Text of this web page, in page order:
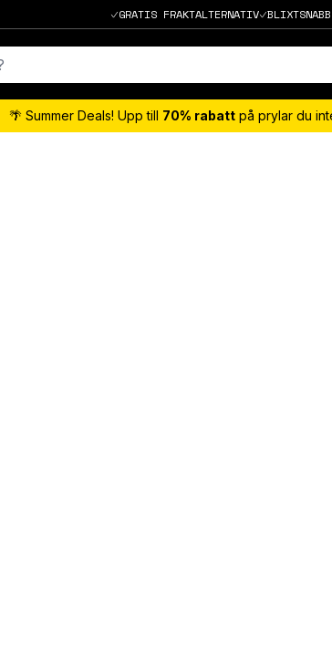
GRATIS FRAKTALTERNATIV
🌴 Summer Deals! Upp till 70% rabatt på prylar du